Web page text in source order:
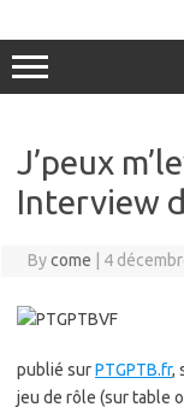
J’peux
Interview
Bycome 4
publié surPTGPTB.fr,
jeu de rôle (sur table